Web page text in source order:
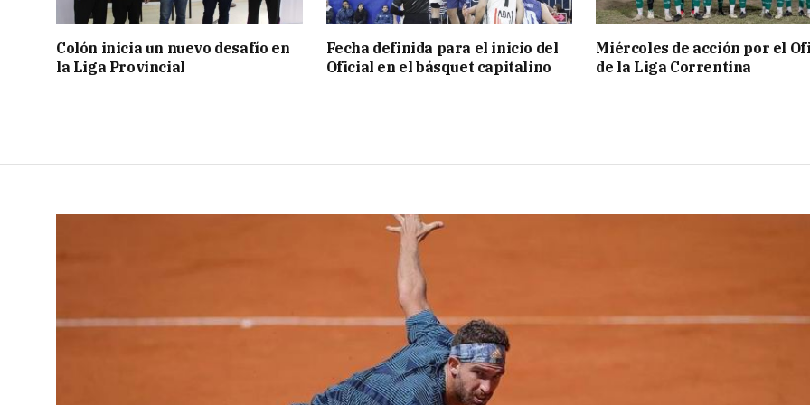
Colón inicia un nuevo desafío en
la Liga Provincial
Fecha definida para el inicio del
Oficial en el básquet capitalino
Miércoles de acción por el
de la Liga Correntina